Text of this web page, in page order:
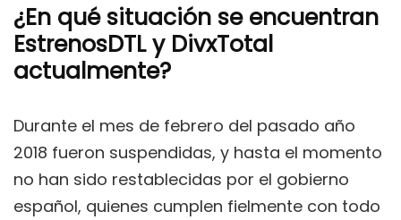
¿En qué situación se encuentran
EstrenosDTL y DivxTotal
actualmente?
Durante el mes de febrero del pasado año
2018 fueron suspendidas, y hasta el momento
no han sido restablecidas por el gobierno
español, quienes cumplen fielmente con todo